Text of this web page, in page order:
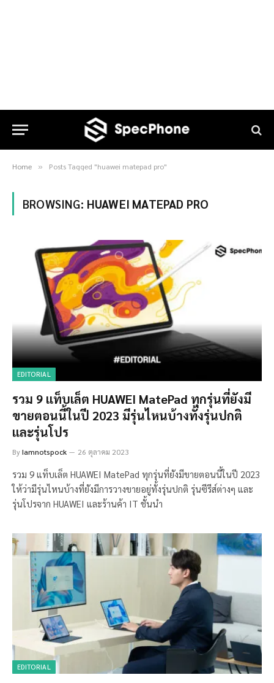
Home » Posts Tagged "huawei matepad pro"
BROWSING: HUAWEI MATEPAD PRO
EDITORIAL
รวม 9 แท็บเล็ต HUAWEI MatePad ทุกรุ่นที่ยังมี
ขายตอนนี้ในปี 2023 มีรุ่นไหนบ้างทั้งรุ่นปกติ
และรุ่นโปร
ByIamnotspock 26 ตุลาคม 2023
รวม 9 แท็บเล็ต HUAWEI MatePad ทุกรุ่นที่ยังมีขายตอนนี้ในปี 2023
ให้ว่ามีรุ่นไหนบ้างที่ยังมีการวางขายอยู่ทั้งรุ่นปกติ รุ่นซีรีส์ต่างๆ และ
รุ่นโปรจาก HUAWEI และร้านค้า IT ชั้นนำ
EDITORIAL